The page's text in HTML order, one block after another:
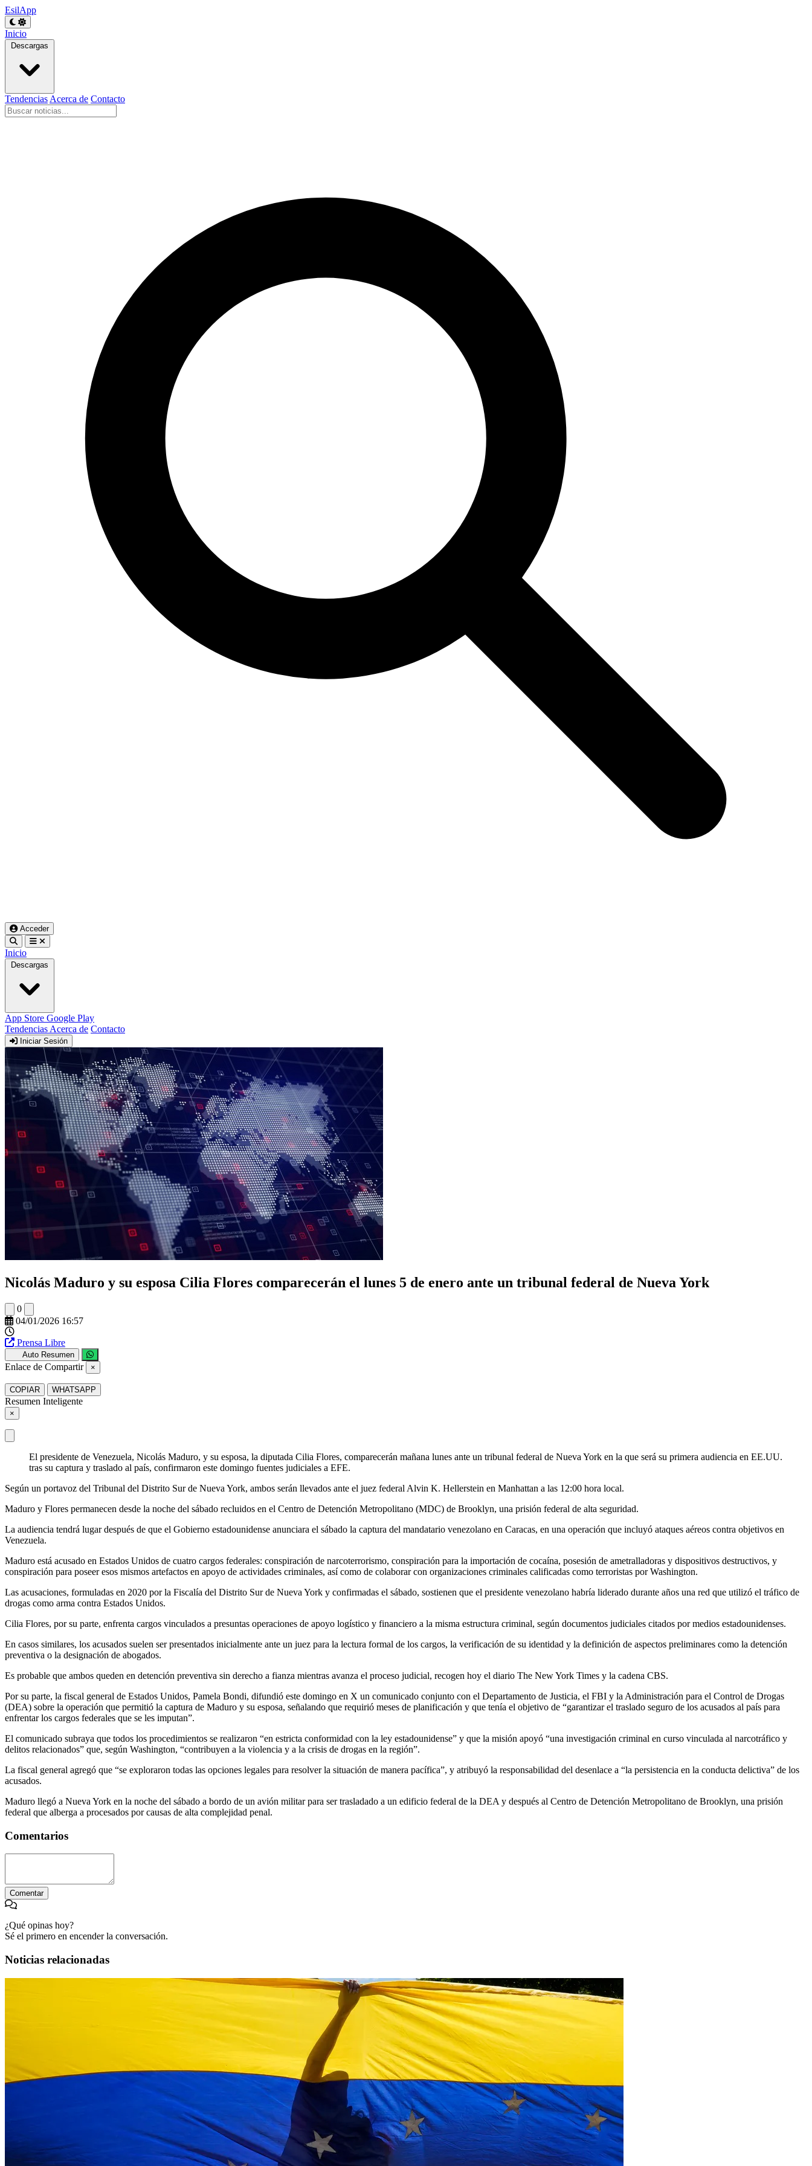
EsilApp
Inicio
Descargas
Tendencias Acerca de Contacto
Acceder
Inicio
Descargas
App Store Google Play
Tendencias Acerca de Contacto
Iniciar Sesión
Nicolás Maduro y su esposa Cilia Flores comparecerán el lunes 5 de enero ante un tribunal federal de Nueva York
0
04/01/2026 16:57
Prensa Libre
Auto Resumen
Enlace de Compartir ×
COPIAR WHATSAPP
Resumen Inteligente
×
El presidente de Venezuela, Nicolás Maduro, y su esposa, la diputada Cilia Flores, comparecerán mañana lunes ante un tribunal federal de Nueva York en la que será su primera audiencia en EE.UU.
tras su captura y traslado al país, confirmaron este domingo fuentes judiciales a EFE.
Según un portavoz del Tribunal del Distrito Sur de Nueva York, ambos serán llevados ante el juez federal Alvin K. Hellerstein en Manhattan a las 12:00 hora local.
Maduro y Flores permanecen desde la noche del sábado recluidos en el Centro de Detención Metropolitano (MDC) de Brooklyn, una prisión federal de alta seguridad.
La audiencia tendrá lugar después de que el Gobierno estadounidense anunciara el sábado la captura del mandatario venezolano en Caracas, en una operación que incluyó ataques aéreos contra objetivos en
Venezuela.
Maduro está acusado en Estados Unidos de cuatro cargos federales: conspiración de narcoterrorismo, conspiración para la importación de cocaína, posesión de ametralladoras y dispositivos destructivos, y
conspiración para poseer esos mismos artefactos en apoyo de actividades criminales, así como de colaborar con organizaciones criminales calificadas como terroristas por Washington.
Las acusaciones, formuladas en 2020 por la Fiscalía del Distrito Sur de Nueva York y confirmadas el sábado, sostienen que el presidente venezolano habría liderado durante años una red que utilizó el tráfico de
drogas como arma contra Estados Unidos.
Cilia Flores, por su parte, enfrenta cargos vinculados a presuntas operaciones de apoyo logístico y financiero a la misma estructura criminal, según documentos judiciales citados por medios estadounidenses.
En casos similares, los acusados suelen ser presentados inicialmente ante un juez para la lectura formal de los cargos, la verificación de su identidad y la definición de aspectos preliminares como la detención
preventiva o la designación de abogados.
Es probable que ambos queden en detención preventiva sin derecho a fianza mientras avanza el proceso judicial, recogen hoy el diario The New York Times y la cadena CBS.
Por su parte, la fiscal general de Estados Unidos, Pamela Bondi, difundió este domingo en X un comunicado conjunto con el Departamento de Justicia, el FBI y la Administración para el Control de Drogas
(DEA) sobre la operación que permitió la captura de Maduro y su esposa, señalando que requirió meses de planificación y que tenía el objetivo de “garantizar el traslado seguro de los acusados al país para
enfrentar los cargos federales que se les imputan”.
El comunicado subraya que todos los procedimientos se realizaron “en estricta conformidad con la ley estadounidense” y que la misión apoyó “una investigación criminal en curso vinculada al narcotráfico y
delitos relacionados” que, según Washington, “contribuyen a la violencia y a la crisis de drogas en la región”.
La fiscal general agregó que “se exploraron todas las opciones legales para resolver la situación de manera pacífica”, y atribuyó la responsabilidad del desenlace a “la persistencia en la conducta delictiva” de los
acusados.
Maduro llegó a Nueva York en la noche del sábado a bordo de un avión militar para ser trasladado a un edificio federal de la DEA y después al Centro de Detención Metropolitano de Brooklyn, una prisión
federal que alberga a procesados por causas de alta complejidad penal.
Comentarios
Comentar
¿Qué opinas hoy?
Sé el primero en encender la conversación.
Noticias relacionadas